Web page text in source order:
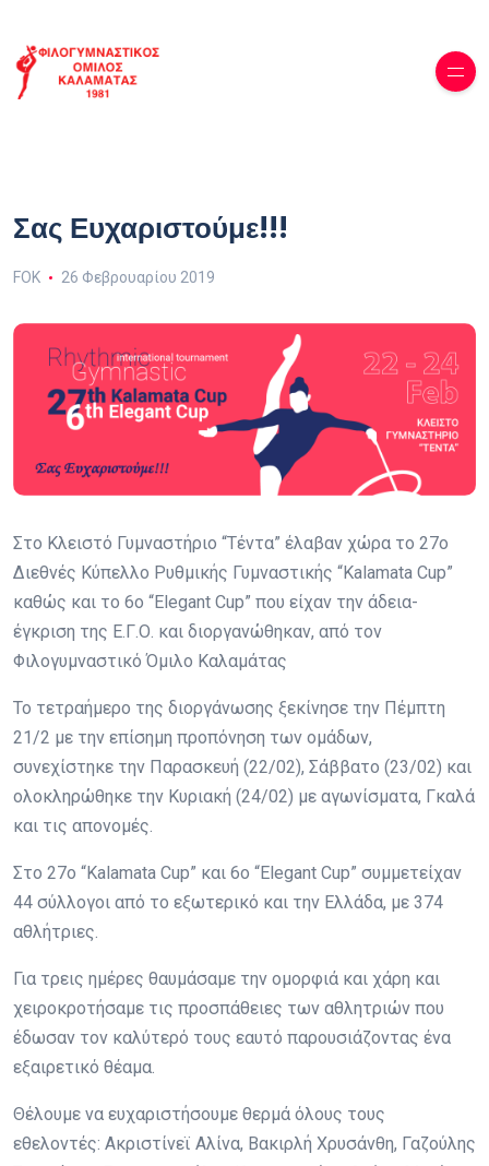
Σας Ευχαριστούμε!!!
FOK 26 Φεβρουαρίου 2019
Στο Κλειστό Γυμναστήριο “Τέντα” έλαβαν χώρα το 27ο
Διεθνές Κύπελλο Ρυθμικής Γυμναστικής “Kalamata Cup”
καθώς και το 6ο “Elegant Cup” που είχαν την άδεια-
έγκριση της Ε.Γ.Ο. και διοργανώθηκαν, από τον
Φιλογυμναστικό Όμιλο Καλαμάτας
Το τετραήμερο της διοργάνωσης ξεκίνησε την Πέμπτη
21/2 με την επίσημη προπόνηση των ομάδων,
συνεχίστηκε την Παρασκευή (22/02), Σάββατο (23/02) και
ολοκληρώθηκε την Κυριακή (24/02) με αγωνίσματα, Γκαλά
και τις απονομές.
Στο 27ο “Kalamata Cup” και 6ο “Elegant Cup” συμμετείχαν
44 σύλλογοι από το εξωτερικό και την Ελλάδα, με 374
αθλήτριες.
Για τρεις ημέρες θαυμάσαμε την ομορφιά και χάρη και
χειροκροτήσαμε τις προσπάθειες των αθλητριών που
έδωσαν τον καλύτερό τους εαυτό παρουσιάζοντας ένα
εξαιρετικό θέαμα.
Θέλουμε να ευχαριστήσουμε θερμά όλους τους
εθελοντές: Ακριστίνεϊ Αλίνα, Βακιρλή Χρυσάνθη, Γαζούλης